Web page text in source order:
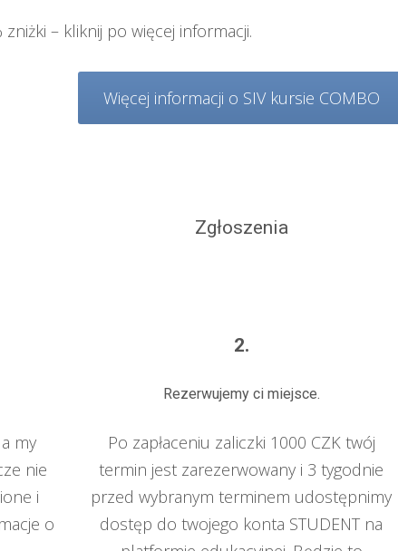
zniżki – kliknij po więcej informacji.
Więcej informacji o SIV kursie COMBO
Zgłoszenia
my
nie
i
o
2.
Rezerwujemy ci miejsce.
Po zapłaceniu zaliczki 1000 CZK twój
termin jest zarezerwowany i 3 tygodnie
przed wybranym terminem udostępnimy
dostęp do twojego konta STUDENT na